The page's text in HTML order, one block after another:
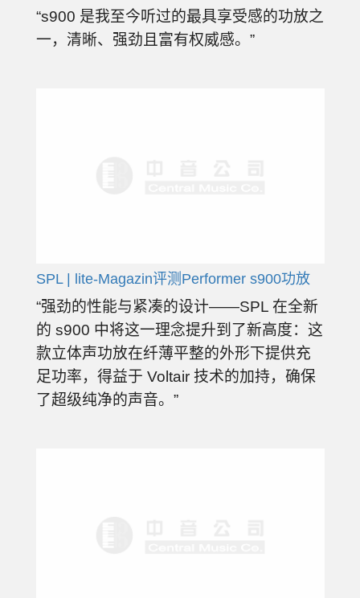
“s900 是我至今听过的最具享受感的功放之
一，清晰、强劲且富有权威感。”
SPL | lite-Magazin评测Performer s900功放
“强劲的性能与紧凑的设计——SPL 在全新
的 s900 中将这一理念提升到了新高度：这
款立体声功放在纤薄平整的外形下提供充
足功率，得益于 Voltair 技术的加持，确保
了超级纯净的声音。”